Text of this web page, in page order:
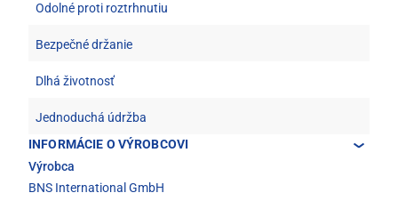
Odolné proti roztrhnutiu
Bezpečné držanie
Dlhá životnosť
Jednoduchá údržba
INFORMÁCIE O VÝROBCOVI
Výrobca
BNS International GmbH